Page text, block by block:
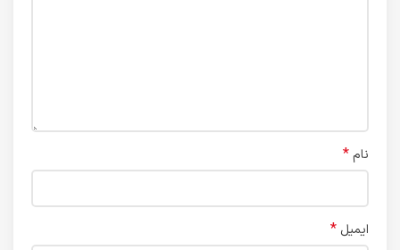
نام *
ایمیل *